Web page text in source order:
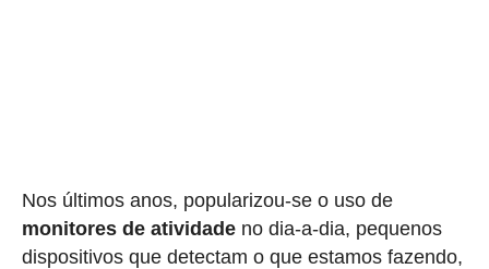
Nos últimos anos, popularizou-se o uso de
monitores de atividadeno dia-a-dia, pequenos
dispositivos que detectam o que estamos fazendo,